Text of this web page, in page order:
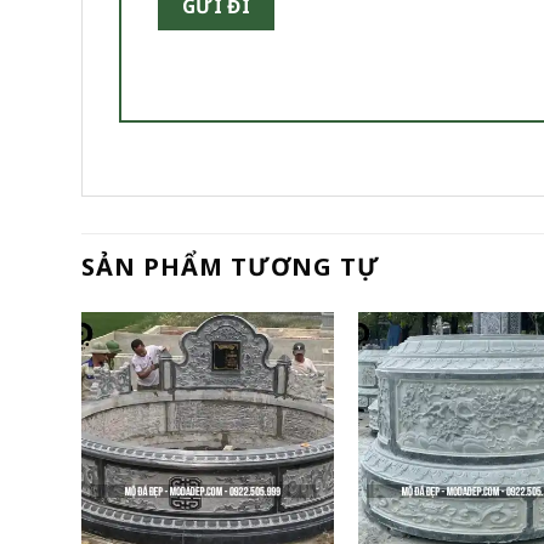
SẢN PHẨM TƯƠNG TỰ